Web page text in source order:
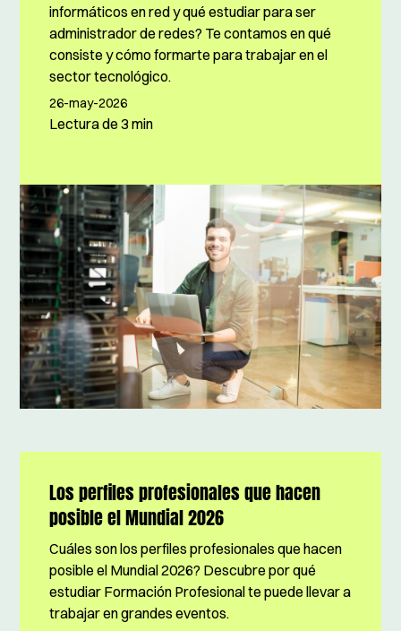
informáticos en red y qué estudiar para ser
administrador de redes? Te contamos en qué
consiste y cómo formarte para trabajar en el
sector tecnológico.
26-may-2026
Lectura de3 min
Los perfiles profesionales que hacen
posible el Mundial 2026
Cuáles son los perfiles profesionales que hacen
posible el Mundial 2026? Descubre por qué
estudiar Formación Profesional te puede llevar a
trabajar en grandes eventos.